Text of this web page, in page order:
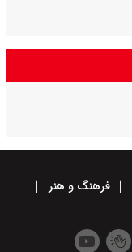
فرهنگ و هنر